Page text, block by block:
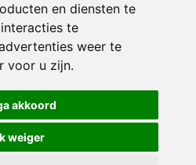
en diensten te
te
weer te
voor u zijn.
akkoord
weiger
rechten voorbehouden
|RSIN en Anbi
The MindOffice